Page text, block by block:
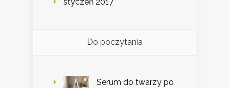
styczeń 2017
Do poczytania
Serum do twarzy po